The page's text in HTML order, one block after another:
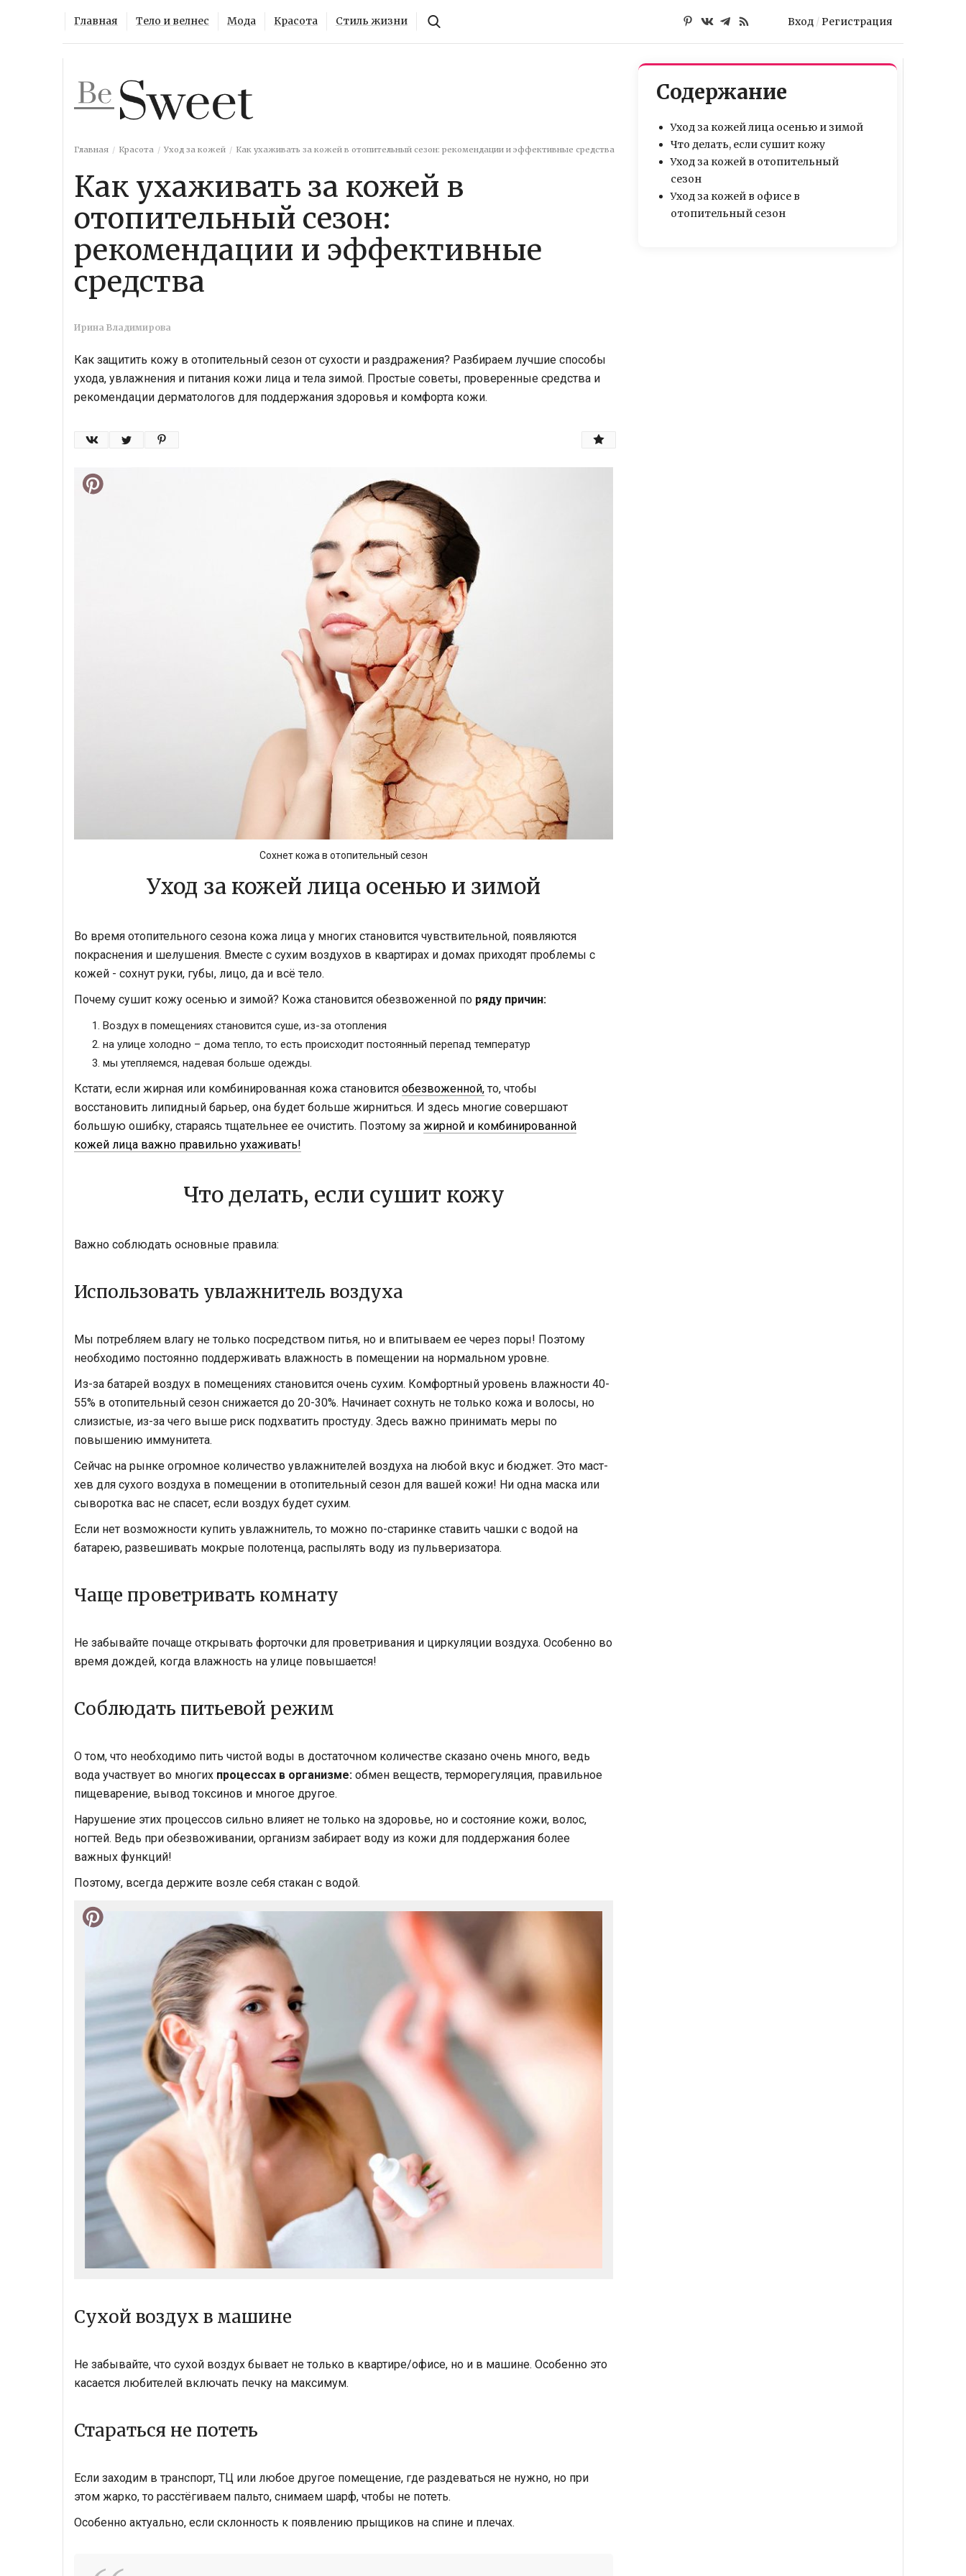
Главная Тело и велнес Мода Красота Стиль жизни Вход /Регистрация
Главная Красота Уход за кожей Как ухаживать за кожей в отопительный сезон: рекомендации и эффективные средства
Как ухаживать за кожей в
отопительный сезон:
рекомендации и эффективные
средства
Ирина Владимирова
Как защитить кожу в отопительный сезон от сухости и раздражения? Разбираем лучшие способы
ухода, увлажнения и питания кожи лица и тела зимой. Простые советы, проверенные средства и
рекомендации дерматологов для поддержания здоровья и комфорта кожи.
Сохнет кожа в отопительный сезон
Уход за кожей лица осенью и зимой
Во время отопительного сезона кожа лица у многих становится чувствительной, появляются
покраснения и шелушения. Вместе с сухим воздухов в квартирах и домах приходят проблемы с
кожей - сохнут руки, губы, лицо, да и всё тело.
Почему сушит кожу осенью и зимой? Кожа становится обезвоженной по ряду причин:
Воздух в помещениях становится суше, из-за отопления
на улице холодно – дома тепло, то есть происходит постоянный перепад температур
мы утепляемся, надевая больше одежды.
Кстати, если жирная или комбинированная кожа становится обезвоженной, то, чтобы
восстановить липидный барьер, она будет больше жирниться. И здесь многие совершают
большую ошибку, стараясь тщательнее ее очистить. Поэтому за жирной и комбинированной
кожей лица важно правильно ухаживать!
Что делать, если сушит кожу
Важно соблюдать основные правила:
Использовать увлажнитель воздуха
Мы потребляем влагу не только посредством питья, но и впитываем ее через поры! Поэтому
необходимо постоянно поддерживать влажность в помещении на нормальном уровне.
Из-за батарей воздух в помещениях становится очень сухим. Комфортный уровень влажности 40-
55% в отопительный сезон снижается до 20-30%. Начинает сохнуть не только кожа и волосы, но
слизистые, из-за чего выше риск подхватить простуду. Здесь важно принимать меры по
повышению иммунитета.
Сейчас на рынке огромное количество увлажнителей воздуха на любой вкус и бюджет. Это маст-
хев для сухого воздуха в помещении в отопительный сезон для вашей кожи! Ни одна маска или
сыворотка вас не спасет, если воздух будет сухим.
Если нет возможности купить увлажнитель, то можно по-старинке ставить чашки с водой на
батарею, развешивать мокрые полотенца, распылять воду из пульверизатора.
Чаще проветривать комнату
Не забывайте почаще открывать форточки для проветривания и циркуляции воздуха. Особенно во
время дождей, когда влажность на улице повышается!
Соблюдать питьевой режим
О том, что необходимо пить чистой воды в достаточном количестве сказано очень много, ведь
вода участвует во многих процессах в организме: обмен веществ, терморегуляция, правильное
пищеварение, вывод токсинов и многое другое.
Нарушение этих процессов сильно влияет не только на здоровье, но и состояние кожи, волос,
ногтей. Ведь при обезвоживании, организм забирает воду из кожи для поддержания более
важных функций!
Поэтому, всегда держите возле себя стакан с водой.
Сухой воздух в машине
Не забывайте, что сухой воздух бывает не только в квартире/офисе, но и в машине. Особенно это
касается любителей включать печку на максимум.
Стараться не потеть
Если заходим в транспорт, ТЦ или любое другое помещение, где раздеваться не нужно, но при
этом жарко, то расстёгиваем пальто, снимаем шарф, чтобы не потеть.
Особенно актуально, если склонность к появлению прыщиков на спине и плечах.
Содержание
Уход за кожей лица осенью и зимой
Что делать, если сушит кожу
Уход за кожей в отопительный
сезон
Уход за кожей в офисе в
отопительный сезон